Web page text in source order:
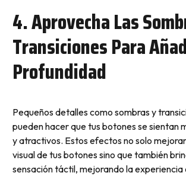
4. Aprovecha Las
Transiciones Para
Profundidad
Pequeños detalles como sombras y
pueden hacer que tus botones se sientan
y atractivos. Estos efectos no solo
visual de tus botones sino que también
sensación táctil, mejorando la experiencia